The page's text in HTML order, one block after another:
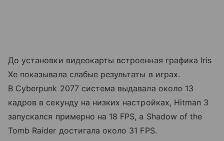
До установки видеокарты встроенная графика Iris
Xe показывала слабые результаты в играх.
В Cyberpunk 2077 система выдавала около 13
кадров в секунду на низких настройках, Hitman 3
запускался примерно на 18 FPS, а Shadow of the
Tomb Raider достигала около 31 FPS.